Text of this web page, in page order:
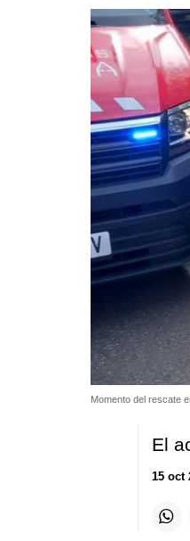
Momento del rescate
El
15 oct